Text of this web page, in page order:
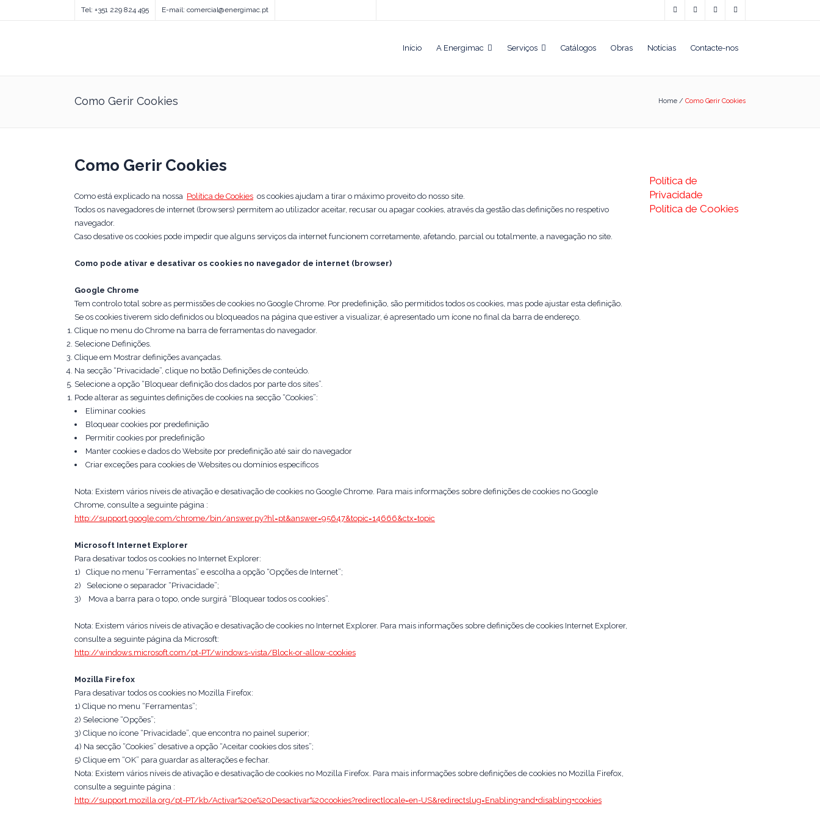
Tel: +351 229 824 495 E-mail: comercial@energimac.pt
Início A Energimac Serviços Catálogos Obras Notícias Contacte-nos
Como Gerir Cookies Home / Como Gerir Cookies
Como Gerir Cookies
Como está explicado na nossa Política de Cookies os cookies ajudam a tirar o máximo proveito do nosso site.
Todos os navegadores de internet (browsers) permitem ao utilizador aceitar, recusar ou apagar cookies, através da gestão das definições no respetivo
navegador.
Caso desative os cookies pode impedir que alguns serviços da internet funcionem corretamente, afetando, parcial ou totalmente, a navegação no site.
Como pode ativar e desativar os cookies no navegador de internet (browser)
Google Chrome
Tem controlo total sobre as permissões de cookies no Google Chrome. Por predefinição, são permitidos todos os cookies, mas pode ajustar esta definição.
Se os cookies tiverem sido definidos ou bloqueados na página que estiver a visualizar, é apresentado um ícone no final da barra de endereço.
Clique no menu do Chrome na barra de ferramentas do navegador.
Selecione Definições.
Clique em Mostrar definições avançadas.
Na secção “Privacidade”, clique no botão Definições de conteúdo.
Selecione a opção “Bloquear definição dos dados por parte dos sites”.
Pode alterar as seguintes definições de cookies na secção “Cookies”:
Eliminar cookies
Bloquear cookies por predefinição
Permitir cookies por predefinição
Manter cookies e dados do Website por predefinição até sair do navegador
Criar exceções para cookies de Websites ou domínios específicos
Nota: Existem vários níveis de ativação e desativação de cookies no Google Chrome. Para mais informações sobre definições de cookies no Google
Chrome, consulte a seguinte página :
http://support.google.com/chrome/bin/answer.py?hl=pt&answer=95647&topic=14666&ctx=topic
Microsoft Internet Explorer
Para desativar todos os cookies no Internet Explorer:
1) Clique no menu “Ferramentas” e escolha a opção “Opções de Internet”;
2) Selecione o separador “Privacidade”;
3) Mova a barra para o topo, onde surgirá “Bloquear todos os cookies”.
Nota: Existem vários níveis de ativação e desativação de cookies no Internet Explorer. Para mais informações sobre definições de cookies Internet Explorer,
consulte a seguinte página da Microsoft:
http://windows.microsoft.com/pt-PT/windows-vista/Block-or-allow-cookies
Mozilla Firefox
Para desativar todos os cookies no Mozilla Firefox:
1) Clique no menu “Ferramentas”;
2) Selecione “Opções”;
3) Clique no ícone “Privacidade”, que encontra no painel superior;
4) Na secção “Cookies” desative a opção “Aceitar cookies dos sites”;
5) Clique em “OK” para guardar as alterações e fechar.
Nota: Existem vários níveis de ativação e desativação de cookies no Mozilla Firefox. Para mais informações sobre definições de cookies no Mozilla Firefox,
consulte a seguinte página :
http://support.mozilla.org/pt-PT/kb/Activar%20e%20Desactivar%20cookies?redirectlocale=en-US&redirectslug=Enabling+and+disabling+cookies
Política de
Privacidade
Política de Cookies